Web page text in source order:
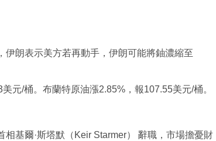
朗表示美方若再動手，伊朗可能將鈾濃縮至
元/桶。布蘭特原油漲2.85%，報107.55美元/桶。
基爾·斯塔默（Keir Starmer） 辭職，市場擔憂財